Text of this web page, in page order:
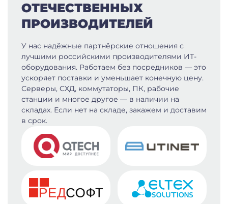
ОТЕЧЕСТВЕННЫХ
ПРОИЗВОДИТЕЛЕЙ
У нас надёжные партнёрские отношения с
лучшими российскими производителями ИТ-
оборудования. Работаем без посредников — это
ускоряет поставки и уменьшает конечную цену.
Серверы, СХД, коммутаторы, ПК, рабочие
станции и многое другое — в наличии на
складах. Если нет на складе, закажем и доставим
в срок.